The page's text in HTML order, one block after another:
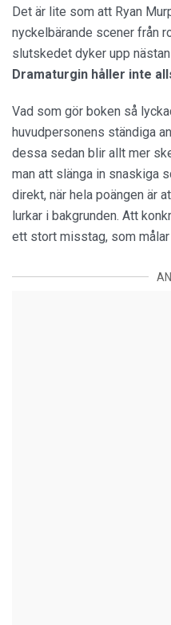
Det är lite som att Ryan
nyckelbärande scener från
slutskedet dyker upp
Dramaturgin håller inte
Vad som gör boken så
huvudpersonens ständiga
dessa sedan blir allt mer
man att slänga in snaskiga
direkt, när hela poängen är
lurkar i bakgrunden. Att
ett stort misstag, som